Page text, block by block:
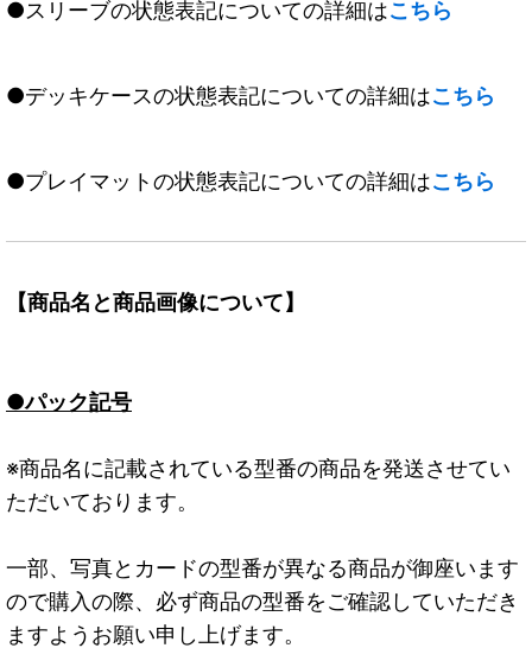
●スリーブの状態表記についての詳細はこちら
●デッキケースの状態表記についての詳細はこちら
●プレイマットの状態表記についての詳細はこちら
【商品名と商品画像について】
●パック記号
※商品名に記載されている型番の商品を発送させてい
ただいております。
一部、写真とカードの型番が異なる商品が御座います
ので購入の際、必ず商品の型番をご確認していただき
ますようお願い申し上げます。